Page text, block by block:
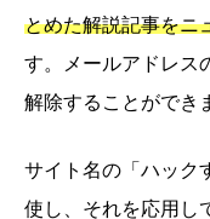
とめた解説記事をニ
す。メールアドレス
解除することができ
サイト名の「ハック
使し、それを応用し